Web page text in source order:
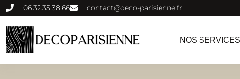
06.32.35.38.66 contact@deco-parisienne.fr
NOS SERVICES